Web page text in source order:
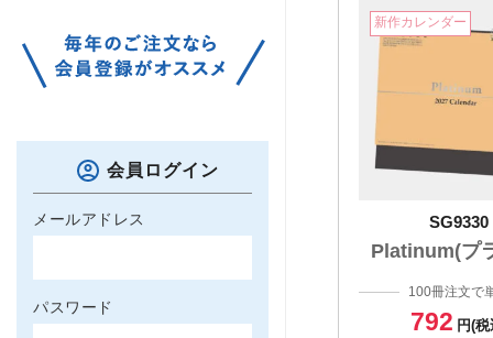
新作カレンダー
SG9330
Platinum(プ
100冊注文で
792 円(税
会員ログイン
メールアドレス
パスワード